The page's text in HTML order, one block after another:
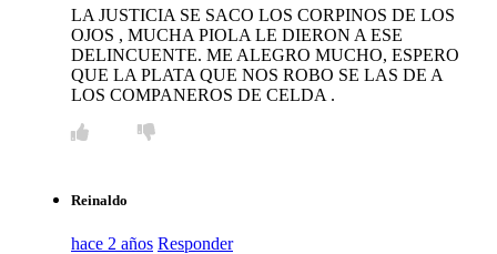
LA JUSTICIA SE SACO LOS CORPINOS DE LOS
OJOS , MUCHA PIOLA LE DIERON A ESE
DELINCUENTE. ME ALEGRO MUCHO, ESPERO
QUE LA PLATA QUE NOS ROBO SE LAS DE A
LOS COMPANEROS DE CELDA .
Reinaldo
hace 2 años Responder